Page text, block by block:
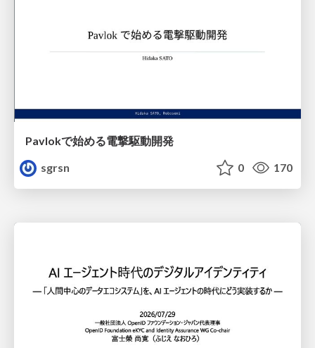
Pavlokで始める電撃駆動開発
sgrsn
0 170